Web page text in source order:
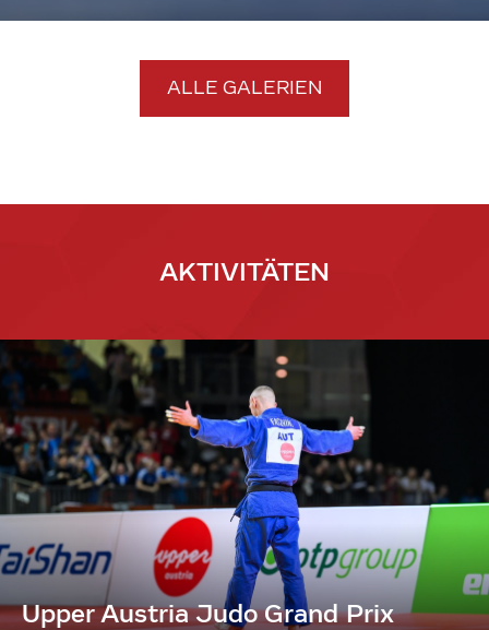
ALLE GALERIEN
AKTIVITÄTEN
Upper Austria Judo Grand Prix